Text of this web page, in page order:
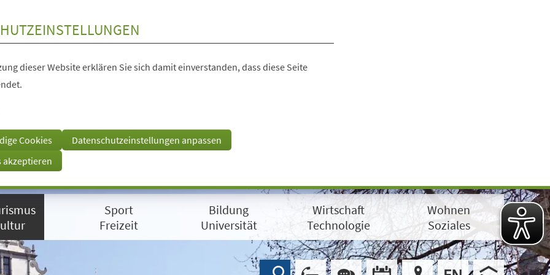
dieser Website erklären Sie sich damit einverstanden, dass diese Seite
Cookies
Datenschutzeinstellungen anpassen
akzeptieren
Sport
Freizeit
Bildung
Universität
Wirtschaft
Technologie
Wohnen
Soziales